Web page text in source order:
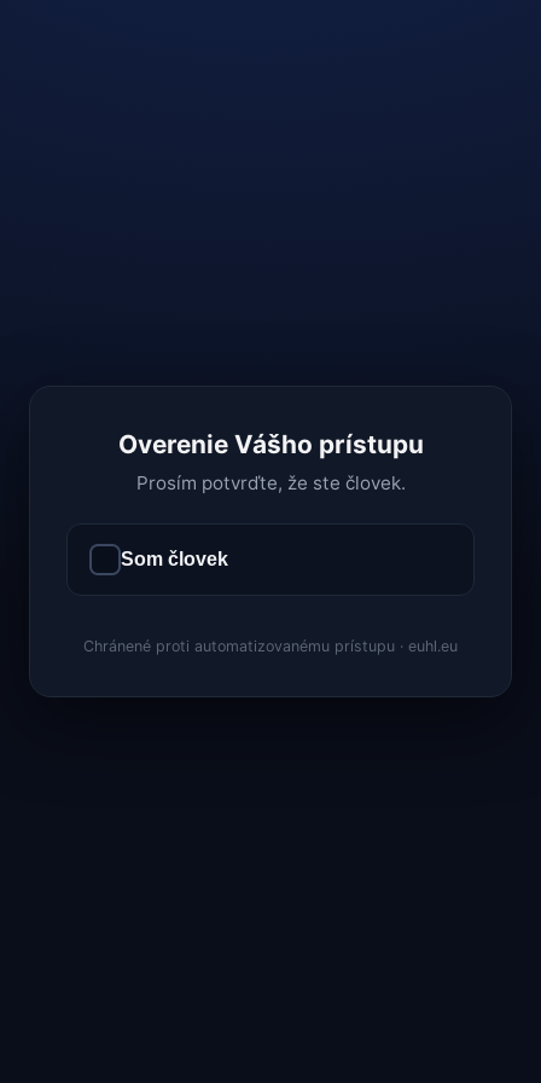
Overenie Vášho prístupu
Prosím potvrďte, že ste človek.
Som človek
Chránené proti automatizovanému prístupu · euhl.eu